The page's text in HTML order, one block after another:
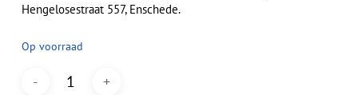
Hengelosestraat 557, Enschede.
Op voorraad